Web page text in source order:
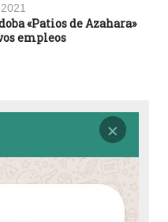
«Patios de Azahara»
empleos